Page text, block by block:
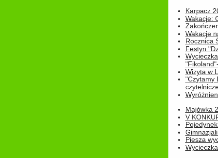
Karpacz
Wakacje:
Wakacje
Rocznica
Festyn
Wizyta w
"Czytamy
Majówka
V
Piesza